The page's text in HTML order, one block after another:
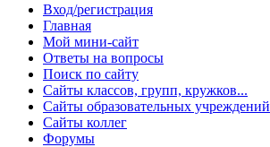
Вход/регистрация
Главная
Мой мини-сайт
Ответы на вопросы
Поиск по сайту
Сайты классов, групп, кружков...
Сайты образовательных учреждений
Сайты коллег
Форумы